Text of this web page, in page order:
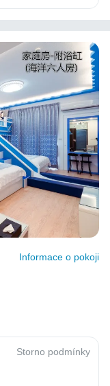
Informace o pokoji
Storno podmínky